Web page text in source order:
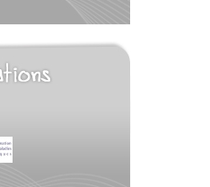
voir tous les partenaires